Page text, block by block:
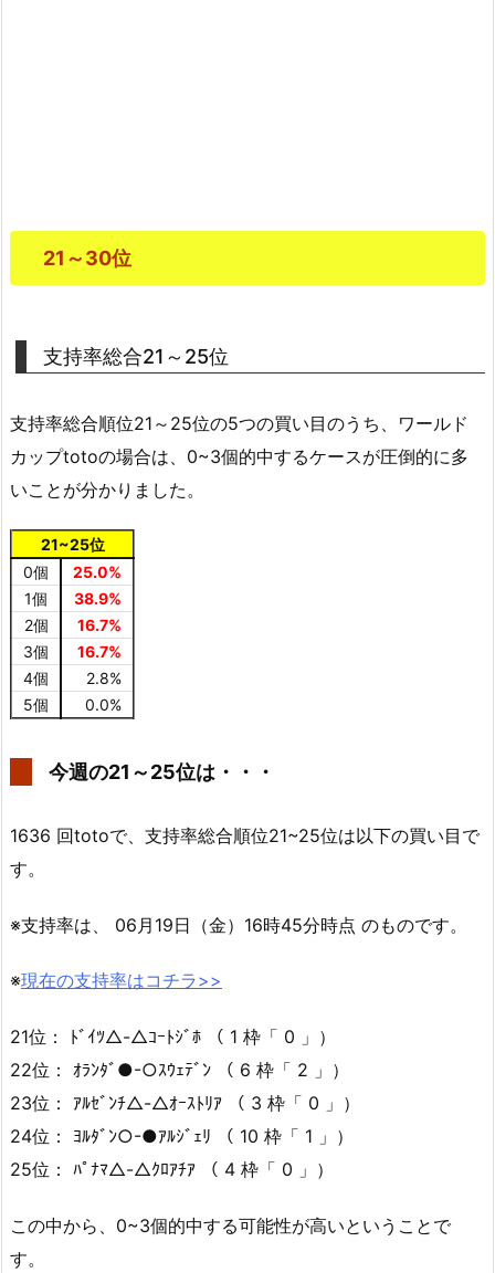
21～30位
支持率総合21～25位
支持率総合順位21～25位の5つの買い目のうち、ワールド
カップtotoの場合は、0~3個的中するケースが圧倒的に多
いことが分かりました。
21~25位
0個
25.0%
1個
38.9%
2個
16.7%
3個
16.7%
4個
2.8%
5個
0.0%
今週の21～25位は・・・
1636 回totoで、支持率総合順位21~25位は以下の買い目で
す。
※支持率は、 06月19日（金）16時45分時点 のものです。
※現在の支持率はコチラ>>
21位： ﾄﾞｲﾂ△-△ｺｰﾄｼﾞﾎ （ 1 枠「 0 」）
22位： ｵﾗﾝﾀﾞ●-○ｽｳｪﾃﾞﾝ （ 6 枠「 2 」）
23位： ｱﾙｾﾞﾝﾁ△-△ｵｰｽﾄﾘｱ （ 3 枠「 0 」）
24位： ﾖﾙﾀﾞﾝ○-●ｱﾙｼﾞｪﾘ （ 10 枠「 1 」）
25位： ﾊﾟﾅﾏ△-△ｸﾛｱﾁｱ （ 4 枠「 0 」）
この中から、0~3個的中する可能性が高いということで
す。